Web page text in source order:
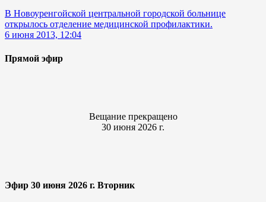
В Новоуренгойской центральной городской больнице
открылось отделение медицинской профилактики.
6 июня 2013, 12:04
Прямой эфир
Вещание прекращено
30 июня 2026 г.
Эфир 30 июня 2026 г. Вторник